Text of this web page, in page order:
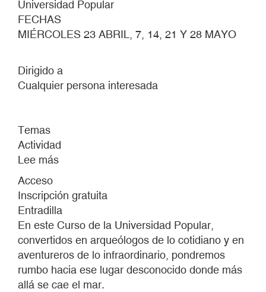
Universidad Popular
FECHAS
MIÉRCOLES 23 ABRIL, 7, 14, 21 Y 28 MAYO
Dirigido a
Cualquier persona interesada
Temas
Actividad
Lee más
ALLÁ
SE
CAE
EL
MAR
Acceso
Inscripción gratuita
Entradilla
En este Curso de la Universidad Popular,
convertidos en arqueólogos de lo cotidiano y en
aventureros de lo infraordinario, pondremos
rumbo hacia ese lugar desconocido donde más
allá se cae el mar.